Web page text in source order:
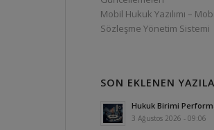
Mobil Hukuk Yazılımı –
Sözleşme Yönetim Sistemi
SON EKLENEN
Hukuk Birimi
3 Ağustos 2026 - 09:06